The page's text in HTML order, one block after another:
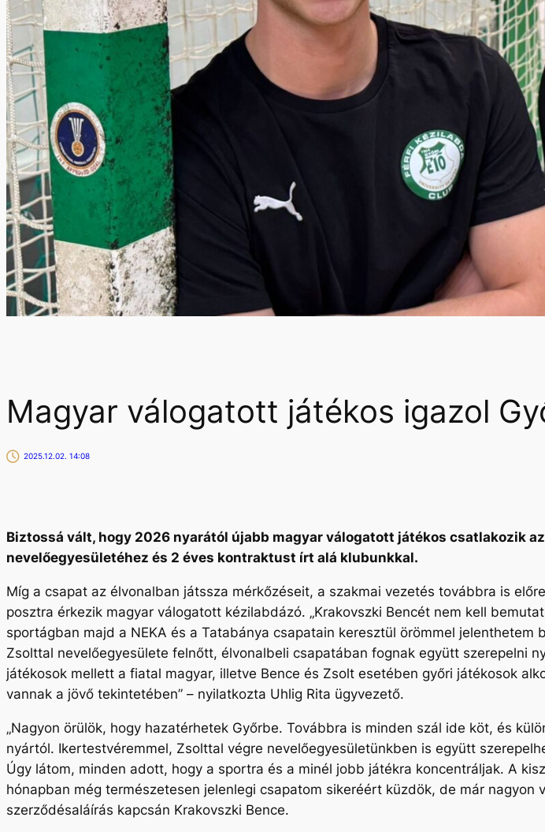
Magyar válogatott játékos igazol
2025.12.02. 14:08
Biztossá vált, hogy 2026 nyarától újabb magyar válogatott játékos csatlakozik
nevelőegyesületéhez és 2 éves kontraktust írt alá klubunkkal.
Míg a csapat az élvonalban játssza mérkőzéseit, a szakmai vezetés továbbra is
posztra érkezik magyar válogatott kézilabdázó. „Krakovszki Bencét nem kell
sportágban majd a NEKA és a Tatabánya csapatain keresztül örömmel
Zsolttal nevelőegyesülete felnőtt, élvonalbeli csapatában fognak együtt szerepelni
játékosok mellett a fiatal magyar, illetve Bence és Zsolt esetében győri játékosok
vannak a jövő tekintetében” – nyilatkozta Uhlig Rita ügyvezető.
„Nagyon örülök, hogy hazatérhetek Győrbe. Továbbra is minden szál ide köt, és
nyártól. Ikertestvéremmel, Zsolttal végre nevelőegyesületünkben is együtt
Úgy látom, minden adott, hogy a sportra és a minél jobb játékra koncentráljak. A
hónapban még természetesen jelenlegi csapatom sikeréért küzdök, de már
szerződésaláírás kapcsán Krakovszki Bence.